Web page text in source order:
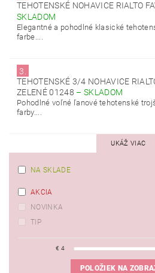
TEHOTENSKÉ NOHAVICE RIALTO
SKLADOM
Elegantné a pohodlné klasické
farbe....
3.
TEHOTENSKÉ 3/4 NOHAVICE
ZELENÉ 01248 – SKLADOM
Pohodlné voľné ľanové tehotenské
farby....
UKÁŽ VIAC
NA SKLADE
AKCIA
NOVINKA
TIP
€ 4
POLOŽIEK NA